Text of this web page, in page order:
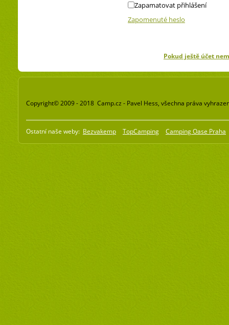
Zapamatovat přihlášení
Zapomenuté heslo
Pokud ještě účet
Copyright© 2009 - 2018 Camp.cz - Pavel Hess, všechna práva
Ostatní naše weby: Bezvakemp TopCamping Camping Oase Praha